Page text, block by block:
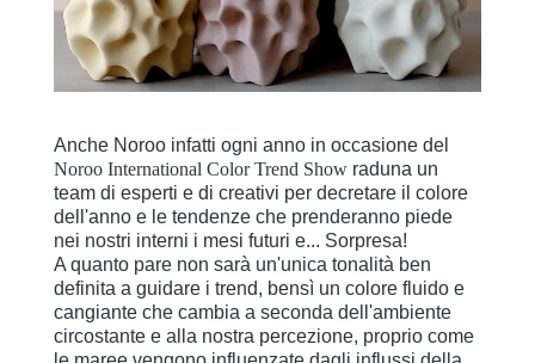
Anche Noroo infatti ogni anno in occasione del
Noroo International Color Trend Show raduna un
team di esperti e di creativi per decretare il colore
dell'anno e le tendenze che prenderanno piede
nei nostri interni i mesi futuri e... Sorpresa!
A quanto pare non sarà un'unica tonalità ben
definita a guidare i trend, bensì un colore fluido e
cangiante che cambia a seconda dell'ambiente
circostante e alla nostra percezione, proprio come